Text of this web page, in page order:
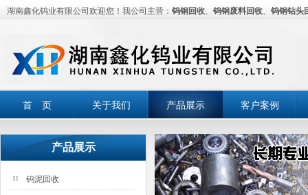
湖南鑫化钨业有限公司欢迎您！我公司主营： 钨钢回收、 钨钢废料回收、 钨钢钻头
首 页 关于我们 产品展示 客户案例
产品展示
钨泥回收